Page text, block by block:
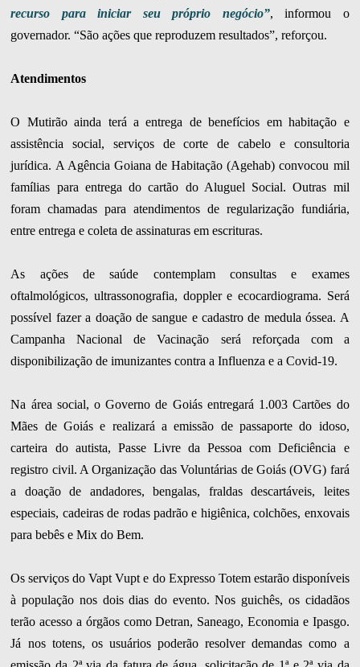
recurso para iniciar seu próprio negócio”, informou o
governador. “São ações que reproduzem resultados”, reforçou.
Atendimentos
O Mutirão ainda terá a entrega de benefícios em habitação e
assistência social, serviços de corte de cabelo e consultoria
jurídica. A Agência Goiana de Habitação (Agehab) convocou mil
famílias para entrega do cartão do Aluguel Social. Outras mil
foram chamadas para atendimentos de regularização fundiária,
entre entrega e coleta de assinaturas em escrituras.
As ações de saúde contemplam consultas e exames
oftalmológicos, ultrassonografia, doppler e ecocardiograma. Será
possível fazer a doação de sangue e cadastro de medula óssea. A
Campanha Nacional de Vacinação será reforçada com a
disponibilização de imunizantes contra a Influenza e a Covid-19.
Na área social, o Governo de Goiás entregará 1.003 Cartões do
Mães de Goiás e realizará a emissão de passaporte do idoso,
carteira do autista, Passe Livre da Pessoa com Deficiência e
registro civil. A Organização das Voluntárias de Goiás (OVG) fará
a doação de andadores, bengalas, fraldas descartáveis, leites
especiais, cadeiras de rodas padrão e higiênica, colchões, enxovais
para bebês e Mix do Bem.
Os serviços do Vapt Vupt e do Expresso Totem estarão disponíveis
à população nos dois dias do evento. Nos guichês, os cidadãos
terão acesso a órgãos como Detran, Saneago, Economia e Ipasgo.
Já nos totens, os usuários poderão resolver demandas como a